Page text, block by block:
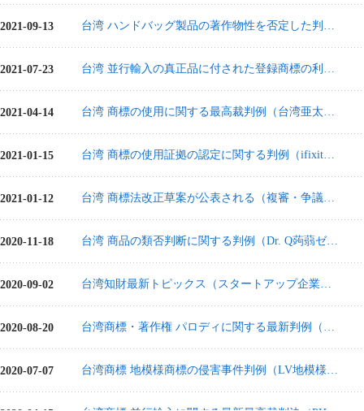
2021-09-13 台湾 ハンドバッグ製品の著作物性を否定した判例（Céline Luggage事件）
2021-07-23 台湾 並行輸入の真正品に付された登録商標の利用に関する判例（LEGOトラック事件）
2021-04-14 台湾 商標の使用に関する最高裁判例（台湾亜太植牙医学会APAID事件）
2021-01-15 台湾 商標の使用証拠の認定に関する判例（ifixit事件）
2021-01-12 台湾 商標法改正草案が公表される（複審・争議審議制度創設、異議申立て廃止など）
2020-11-18 台湾 商品の類否判断に関する判例（Dr. Q蒟蒻ゼリー事件）
2020-09-02 台湾知財最新トピックス（スタートアップ企業積極型専利審査、商標ファストトラック審査等）
2020-08-20 台湾商標・著作権 パロディに関する最新判例（LV Monogram Canvasパロディ事件）
2020-07-07 台湾商標 地模様商標の侵害事件判例（LV地模様商標侵害事件）